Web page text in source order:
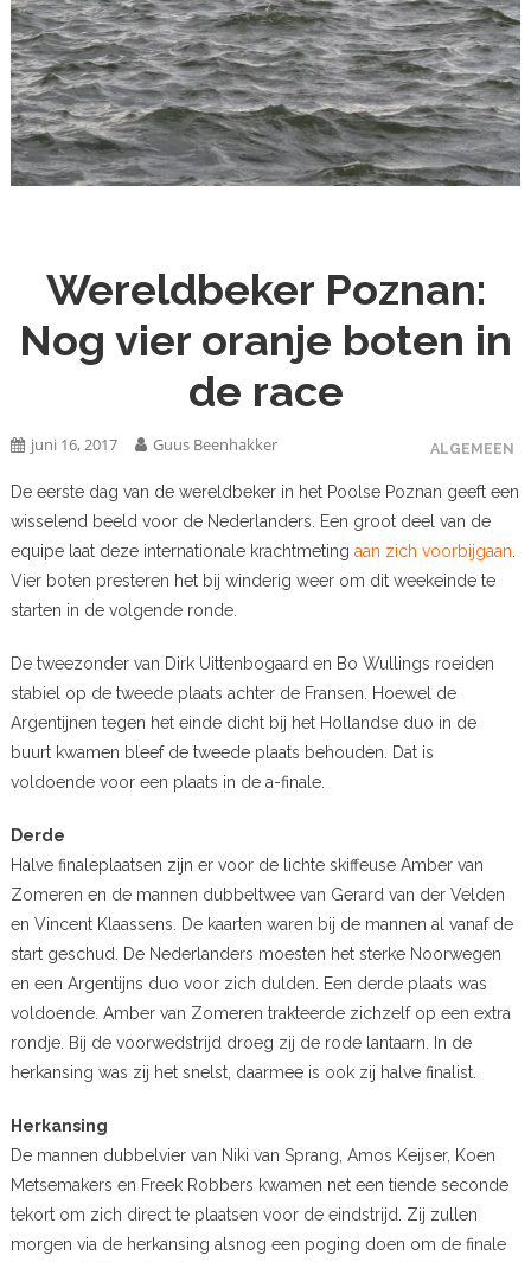
Wereldbeker Poznan:
Nog vier oranje boten in
de race
ALGEMEEN
juni 16, 2017 Guus Beenhakker
De eerste dag van de wereldbeker in het Poolse Poznan geeft een
wisselend beeld voor de Nederlanders. Een groot deel van de
equipe laat deze internationale krachtmeting aan zich voorbijgaan
Vier boten presteren het bij winderig weer om dit weekeinde te
starten in de volgende ronde.
De tweezonder van Dirk Uittenbogaard en Bo Wullings roeiden
stabiel op de tweede plaats achter de Fransen. Hoewel de
Argentijnen tegen het einde dicht bij het Hollandse duo in de
buurt kwamen bleef de tweede plaats behouden. Dat is
voldoende voor een plaats in de a-finale.
Derde
Halve finaleplaatsen zijn er voor de lichte skiffeuse Amber van
Zomeren en de mannen dubbeltwee van Gerard van der Velden
en Vincent Klaassens. De kaarten waren bij de mannen al vanaf de
start geschud. De Nederlanders moesten het sterke Noorwegen
en een Argentijns duo voor zich dulden. Een derde plaats was
voldoende. Amber van Zomeren trakteerde zichzelf op een extra
rondje. Bij de voorwedstrijd droeg zij de rode lantaarn. In de
herkansing was zij het snelst, daarmee is ook zij halve finalist.
Herkansing
De mannen dubbelvier van Niki van Sprang, Amos Keijser, Koen
Metsemakers en Freek Robbers kwamen net een tiende seconde
tekort om zich direct te plaatsen voor de eindstrijd. Zij zullen
morgen via de herkansing alsnog een poging doen om de finale